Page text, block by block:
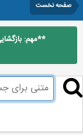
صفحه نخست
**مهم: